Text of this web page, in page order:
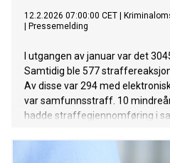
12.2.2026 07:00:00 CET
Pressemelding
I utgangen av januar var det
Samtidig ble 577
Av disse var 294 med
var samfunnsstraff. 10
hadde straffegjennomføring i